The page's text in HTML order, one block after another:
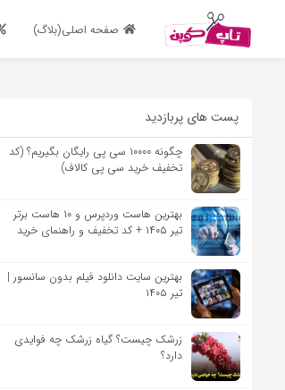
صفحه اصلی(بلاگ) اشتراک گذاری
پست های پربازدید
چگونه ۱۰۰۰۰ سی پی رایگان بگیریم؟ (کد
تخفیف خرید سی پی کالاف)
بهترین هاست وردپرس و ۱۰ هاست برتر
تیر ۱۴۰۵ + کد تخفیف و راهنمای خرید
بهترین سایت دانلود فیلم بدون سانسور |
تیر ۱۴۰۵
زرشک چیست؟ گیاه زرشک چه فوایدی
دارد؟